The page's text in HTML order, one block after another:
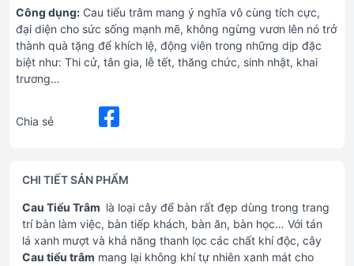
Công dụng: Cau tiểu trâm mang ý nghĩa vô cùng tích cực,
đại diện cho sức sống mạnh mẽ, không ngừng vươn lên nó trở
thành quà tặng để khích lệ, động viên trong những dịp đặc
biệt như: Thi cử, tân gia, lễ tết, thăng chức, sinh nhật, khai
trương…
Chia sẻ
CHI TIẾT SẢN PHẨM
Cau Tiểu Trâm là loại cây để bàn rất đẹp dùng trong trang
trí bàn làm việc, bàn tiếp khách, bàn ăn, bàn học… Với tán
lá xanh mượt và khả năng thanh lọc các chất khí độc, cây
Cau tiểu trâm mang lại không khí tự nhiên xanh mát cho